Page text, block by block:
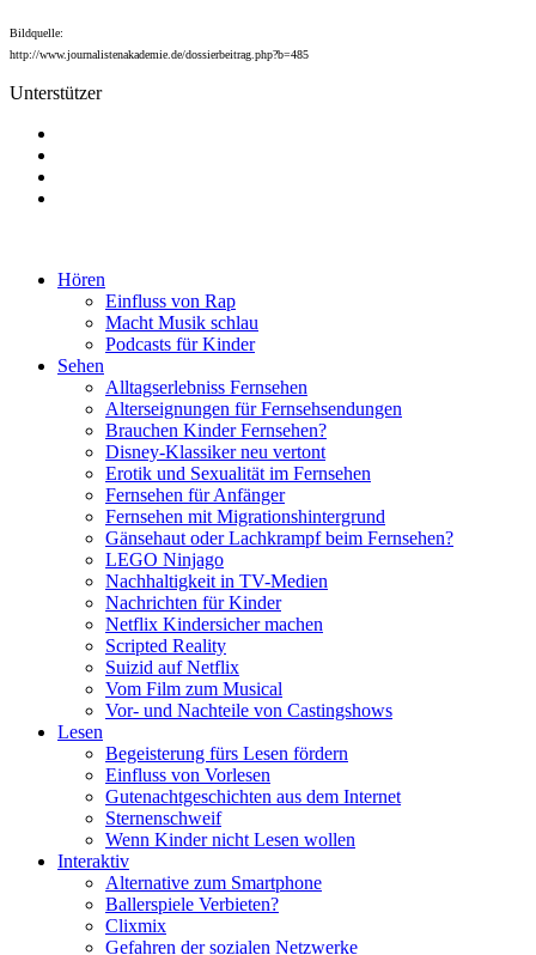
Bildquelle:
http://www.journalistenakademie.de/dossierbeitrag.php?b=485
Unterstützer
Hören
Einfluss von Rap
Macht Musik schlau
Podcasts für Kinder
Sehen
Alltagserlebniss Fernsehen
Alterseignungen für Fernsehsendungen
Brauchen Kinder Fernsehen?
Disney-Klassiker neu vertont
Erotik und Sexualität im Fernsehen
Fernsehen für Anfänger
Fernsehen mit Migrationshintergrund
Gänsehaut oder Lachkrampf beim Fernsehen?
LEGO Ninjago
Nachhaltigkeit in TV-Medien
Nachrichten für Kinder
Netflix Kindersicher machen
Scripted Reality
Suizid auf Netflix
Vom Film zum Musical
Vor- und Nachteile von Castingshows
Lesen
Begeisterung fürs Lesen fördern
Einfluss von Vorlesen
Gutenachtgeschichten aus dem Internet
Sternenschweif
Wenn Kinder nicht Lesen wollen
Interaktiv
Alternative zum Smartphone
Ballerspiele Verbieten?
Clixmix
Gefahren der sozialen Netzwerke